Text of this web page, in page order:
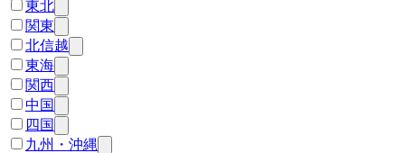
東北
関東
北信越
東海
関西
中国
四国
九州・沖縄